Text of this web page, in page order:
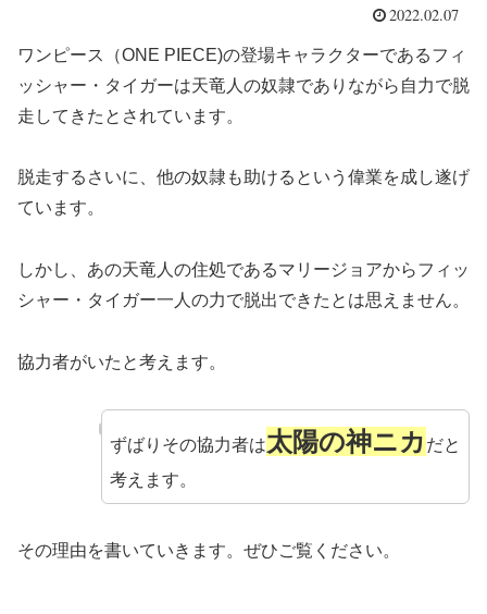
2022.02.07
ワンピース（ONE PIECE)の登場キャラクターであるフィ
ッシャー・タイガーは天竜人の奴隷でありながら自力で脱
走してきたとされています。
脱走するさいに、他の奴隷も助けるという偉業を成し遂げ
ています。
しかし、あの天竜人の住処であるマリージョアからフィッ
シャー・タイガー一人の力で脱出できたとは思えません。
協力者がいたと考えます。
ずばりその協力者は太陽の神ニカ だと
考えます。
その理由を書いていきます。ぜひご覧ください。